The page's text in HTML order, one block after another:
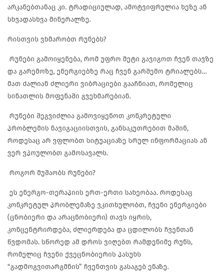
არკანებთანაც კი. ტრადიციულად, ამოტვიფრულია ხეზე ან
სხვადასხვა მინერალზე.
რისთვის ვხმარობთ რუნებს?
რუნები გამოიყენება, რომ უფრო მეტი გავიგოთ ჩვენ თავზე
და გარემოზე, ენერგიებზე რაც ჩვენ გარშემო ტრიალებს…
მათ ძალიან ძლიერი ვიბრაციები გააჩნიათ, რომელიც
სინათლის მოფენაში გვეხმარებიან.
რუნები შეგვიძლია გამოვიყენოთ კონკრეტული
პრობლემის ნავიგაციისთვის, განსაკუთრებით მაშინ,
როდესაც არ ვფლობთ სიტუაციაზე სრულ ინფორმაციას ან
ვერ ვპოულობთ გამოსავალს.
როგორ მუშაობს რუნები?
ეს ენერგო-თერაპიის ერთ-ერთი სახეობაა. როდესაც
კონკრეტულ პრობლემაზე ვკითხულობთ, ჩვენი ენერგიები
(ცნობიერი და არაცნობიერი) თავს იყრის,
კონცენტრირდება, ძლიერდება და ცდილობს ჩვენთან
წვდომას. სწორედ ამ დროს ვიღებთ რამდენიმე რუნს,
რომელიც ჩვენი ქვეცნობიერის პასუხს
“გადმოგვითარგმნის” ჩვენთვის გასაგებ ენაზე.